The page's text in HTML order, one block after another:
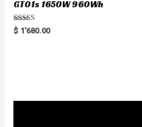
GT01s 1650W 960Wh
Rated
5.00
$ 1'680.00